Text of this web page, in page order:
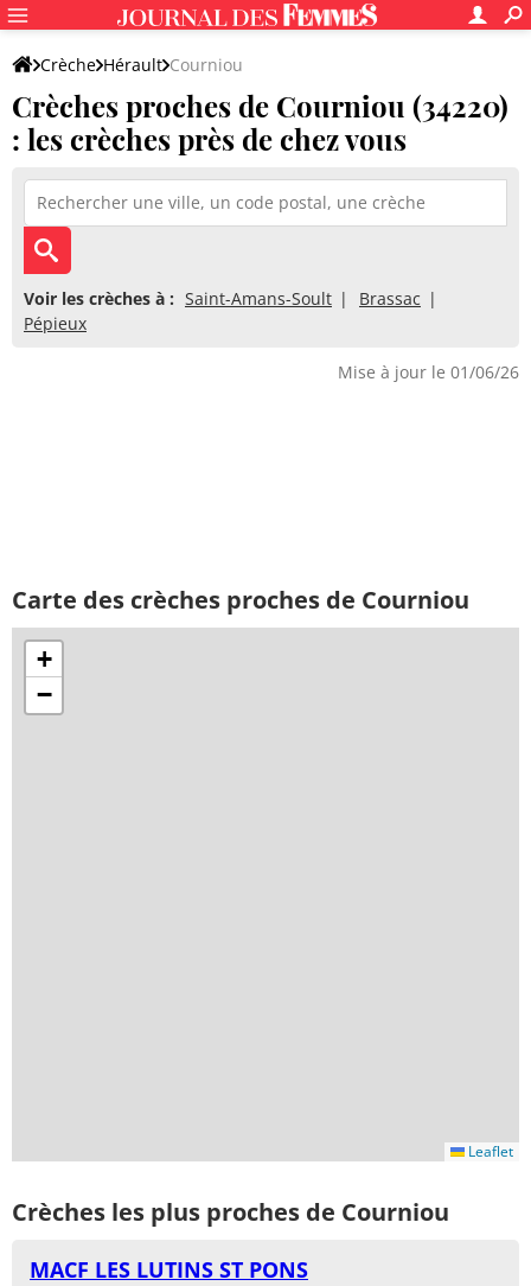
Crèche Hérault Courniou
Crèches proches de Courniou (34220)
: les crèches près de chez vous
Voir les crèches à : Saint-Amans-Soult
Brassac
Pépieux
Mise à jour le 01/06/26
Carte des crèches proches de Courniou
+
−
Leaflet
Crèches les plus proches de Courniou
MACF LES LUTINS ST PONS